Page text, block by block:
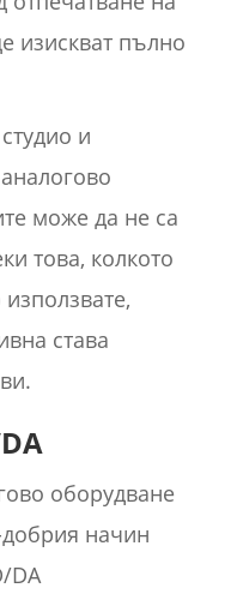
изискват пълно
и
може да не са
това, колкото
става
оборудване
начин
DA